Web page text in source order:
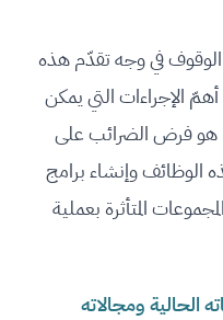
في وجه تقدّم هذه
الإجراءات التي يمكن
هو فرض الضرائب على
الوظائف وإنشاء برامج
المتأثرة بعملية
الحالية ومجالاته